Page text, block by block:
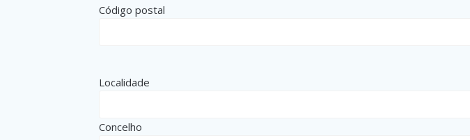
Código postal
Localidade
Concelho